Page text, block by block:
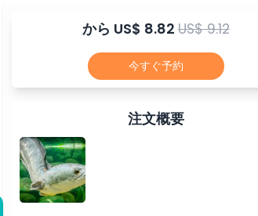
から US$ 8.82US$ 9.12
今すぐ予約
注文概要